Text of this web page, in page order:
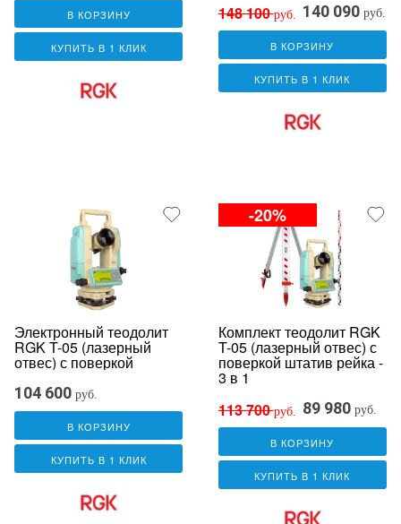
В КОРЗИНУ
КУПИТЬ В 1 КЛИК
148 100руб. 140 090 руб.
В КОРЗИНУ
КУПИТЬ В 1 КЛИК
Электронный теодолит
RGK T-05 (лазерный
отвес) с поверкой
104 600 руб.
В КОРЗИНУ
КУПИТЬ В 1 КЛИК
-20%
Комплект теодолит RGK
T-05 (лазерный отвес) с
поверкой штатив рейка -
3 в 1
113 700руб. 89 980 руб.
В КОРЗИНУ
КУПИТЬ В 1 КЛИК